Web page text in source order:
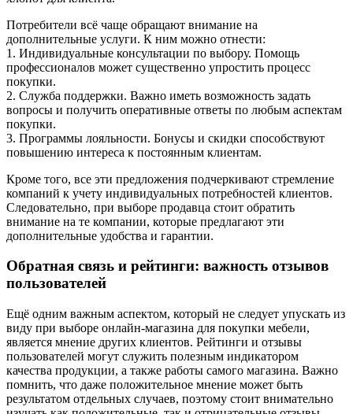
Потребители всё чаще обращают внимание на
дополнительные услуги. К ним можно отнести:
1. Индивидуальные консультации по выбору. Помощь
профессионалов может существенно упростить процесс
покупки.
2. Служба поддержки. Важно иметь возможность задать
вопросы и получить оперативные ответы по любым аспектам
покупки.
3. Программы лояльности. Бонусы и скидки способствуют
повышению интереса к постоянным клиентам.
Кроме того, все эти предложения подчеркивают стремление
компаний к учету индивидуальных потребностей клиентов.
Следовательно, при выборе продавца стоит обратить
внимание на те компании, которые предлагают эти
дополнительные удобства и гарантии.
Обратная связь и рейтинги: важность отзывов
пользователей
Ещё одним важным аспектом, который не следует упускать из
виду при выборе онлайн-магазина для покупки мебели,
является мнение других клиентов. Рейтинги и отзывы
пользователей могут служить полезным индикатором
качества продукции, а также работы самого магазина. Важно
помнить, что даже положительное мнение может быть
результатом отдельных случаев, поэтому стоит внимательно